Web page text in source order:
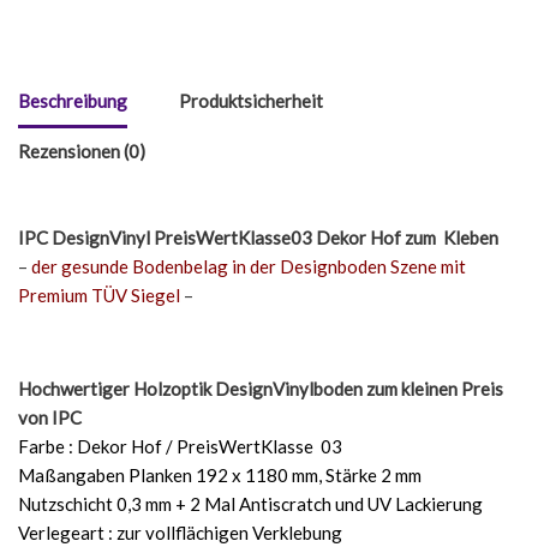
Beschreibung Produktsicherheit
Rezensionen (0)
IPC DesignVinyl PreisWertKlasse03 Dekor Hof zum Kleben
– der gesunde Bodenbelag in der Designboden Szene mit
Premium TÜV Siegel –
Hochwertiger Holzoptik DesignVinylboden zum kleinen Preis
von IPC
Farbe : Dekor Hof / PreisWertKlasse 03
Maßangaben Planken 192 x 1180 mm, Stärke 2 mm
Nutzschicht 0,3 mm + 2 Mal Antiscratch und UV Lackierung
Verlegeart : zur vollflächigen Verklebung